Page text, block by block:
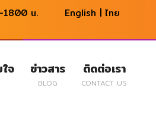
น. English | ไทย
จ ข่าวสาร
BLOG
ติดต่อเรา
CONTACT US